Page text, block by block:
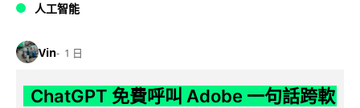
人工智能
Vin 1 日
ChatGPT 免費呼叫 Adobe 一句話跨軟